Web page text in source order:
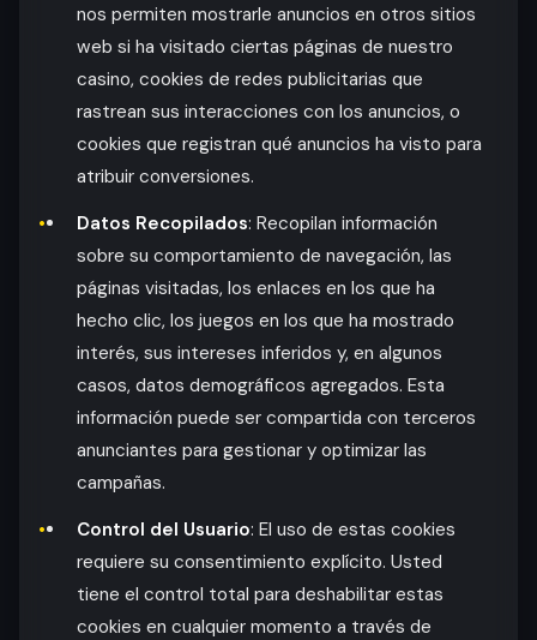
nos permiten mostrarle anuncios en otros sitios
web si ha visitado ciertas páginas de nuestro
casino, cookies de redes publicitarias que
rastrean sus interacciones con los anuncios, o
cookies que registran qué anuncios ha visto para
atribuir conversiones.
Datos Recopilados: Recopilan información
sobre su comportamiento de navegación, las
páginas visitadas, los enlaces en los que ha
hecho clic, los juegos en los que ha mostrado
interés, sus intereses inferidos y, en algunos
casos, datos demográficos agregados. Esta
información puede ser compartida con terceros
anunciantes para gestionar y optimizar las
campañas.
Control del Usuario: El uso de estas cookies
requiere su consentimiento explícito. Usted
tiene el control total para deshabilitar estas
cookies en cualquier momento a través de